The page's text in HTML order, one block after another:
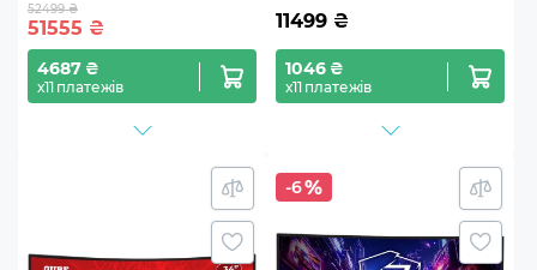
52499 ₴
51555 ₴
4687 ₴
х11 платежів
11499 ₴
1046 ₴
х11 платежів
-6